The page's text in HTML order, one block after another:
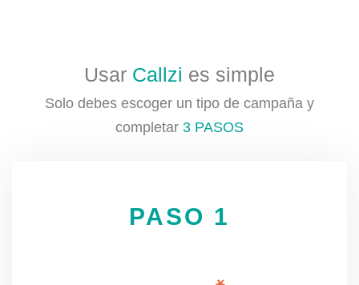
Usar Callzi es simple
Solo debes escoger un tipo de campaña y
completar 3 PASOS
PASO 1